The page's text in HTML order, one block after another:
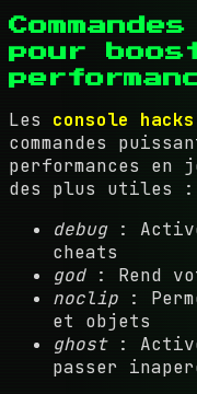
pour
Les console hacks
commandes
performances en
des plus utiles :
debug: Active
cheats
god: Rend
noclip :
et objets
ghost: Active
passer